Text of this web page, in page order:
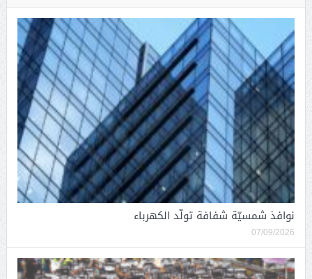
نوافذ شمسيّة شفافة تولّد الكهرباء
07/09/2026